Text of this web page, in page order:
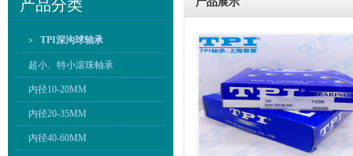
产品分类
> TPI深沟球轴承
超小、特小滾珠軸承
内径10-20MM
内径20-35MM
内径40-60MM